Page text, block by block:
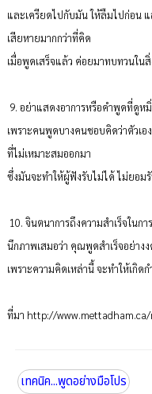
และเครียดไปกับมัน ให้ลืมไปก่อน แ
เสียหายมากกว่าที่คิด
เมื่อพูดเสร็จแล้ว ค่อยมาทบทวนใน
9. อย่าแสดงอาการหรือคำพูดที่ดูห
เพราะคนพูดบางคนชอบคิดว่าตัวเอ
ที่ไม่เหมาะสมออกมา
ซึ่งมันจะทำให้ผู้ฟังรับไม่ได้ ไม่ยอม
10. จินตนาการถึงความสำเร็จในกา
นึกภาพเสมอว่า คุณพูดสำเร็จอย่าง
เพราะความคิดเหล่านี้ จะทำให้เกิด
ที่มา http://
เทคนิค...พูดอย่างมือโปร